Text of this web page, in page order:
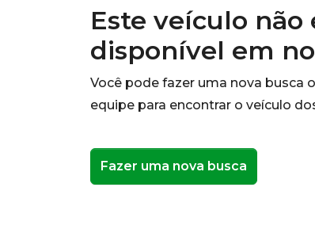
Este veículo não
disponível em
Você pode fazer uma nova busca
equipe para encontrar o veículo
Fazer uma nova busca